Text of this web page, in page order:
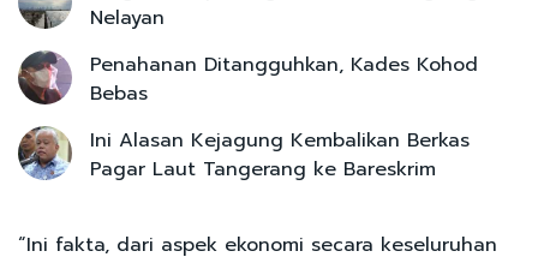
Nelayan
Penahanan Ditangguhkan, Kades Kohod
Bebas
Ini Alasan Kejagung Kembalikan Berkas
Pagar Laut Tangerang ke Bareskrim
“Ini fakta, dari aspek ekonomi secara keseluruhan